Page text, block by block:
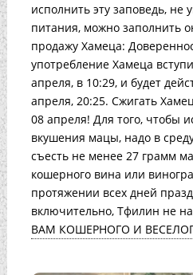
исполнить эту заповедь, не
питания, можно заполнить
продажу Хамеца:
употребление Хамеца
апреля, в 10:29, и будет
апреля, 20:25. Сжигать
08 апреля! Для того, чтобы
вкушения мацы, надо в
съесть не менее 27 грамм
кошерного вина или
протяжении всех дней
включительно, Тфилин не
ВАМ КОШЕРНОГО И